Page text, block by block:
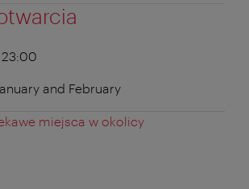
23:00
and February
miejsca w okolicy